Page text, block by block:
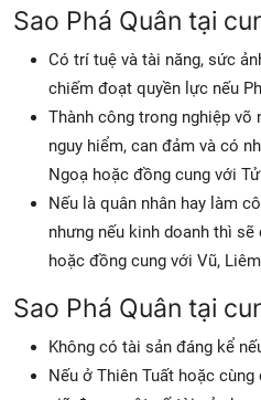
Sao Phá Quân tại
Có trí tuệ và tài năng, sức
chiếm đoạt quyền lực nếu
Thành công trong nghiệp võ
nguy hiểm, can đảm và có
Ngoạ hoặc đồng cung với
Nếu là quân nhân hay làm
nhưng nếu kinh doanh thì
hoặc đồng cung với Vũ,
Sao Phá Quân tại
Không có tài sản đáng kể
Nếu ở Thiên Tuất hoặc